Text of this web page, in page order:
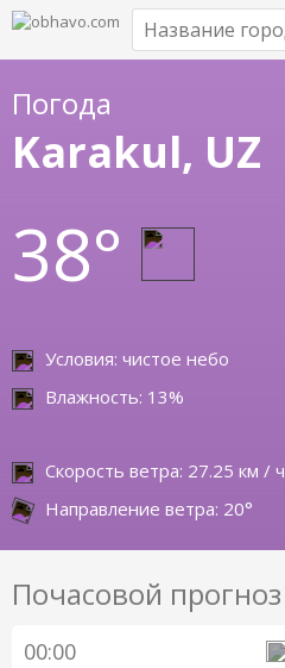
Погода
Karakul, UZ
38°
Условия: чистое небо
Влажность: 13%
Скорость ветра: 27.25 км / ч
Направление ветра: 20°
Почасовой прогноз
00:00